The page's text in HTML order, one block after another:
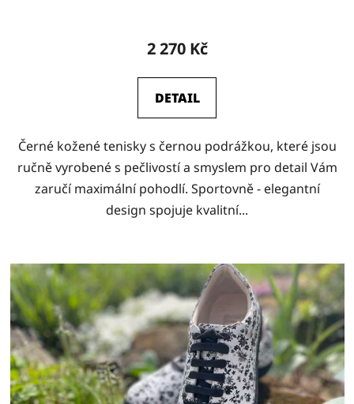
2 270 Kč
DETAIL
Černé kožené tenisky s černou podrážkou, které jsou
ručně vyrobené s pečlivostí a smyslem pro detail Vám
zaručí maximální pohodlí. Sportovně - elegantní
design spojuje kvalitní...